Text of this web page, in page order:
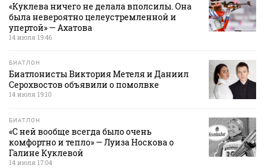
«Куклева ничего не делала вполсилы. Она
была невероятно целеустремленной и
упертой» — Ахатова
14 июля 19:46
БИАТЛОН
Биатлонисты Виктория Метеля и Даниил
Серохвостов объявили о помолвке
14 июля 19:10
БИАТЛОН
«С ней вообще всегда было очень
комфортно и тепло» — Луиза Носкова о
Галине Куклевой
14 июля 17:04